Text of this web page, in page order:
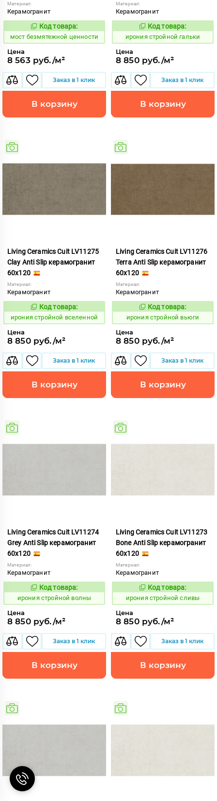
Материал:
Керамогранит
1016242
Код товара:
мост безмятежной ценности
Цена
8 563 руб./м²
Заказ в 1 клик
В корзину
Материал:
Керамогранит
1104890
Код товара:
ирония стройной гальки
Цена
8 850 руб./м²
Заказ в 1 клик
В корзину
Living Ceramics Cuit LV11275
Clay Anti Slip керамогранит
60x120
Материал:
Керамогранит
1104888
Код товара:
ирония стройной вселенной
Цена
8 850 руб./м²
Заказ в 1 клик
В корзину
Living Ceramics Cuit LV11276
Terra Anti Slip керамогранит
60x120
Материал:
Керамогранит
1104889
Код товара:
ирония стройной вьюги
Цена
8 850 руб./м²
Заказ в 1 клик
В корзину
Living Ceramics Cuit LV11274
Grey Anti Slip керамогранит
60x120
Материал:
Керамогранит
1104887
Код товара:
ирония стройной волны
Цена
8 850 руб./м²
Заказ в 1 клик
В корзину
Living Ceramics Cuit LV11273
Bone Anti Slip керамогранит
60x120
Материал:
Керамогранит
1104886
Код товара:
ирония стройной сливы
Цена
8 850 руб./м²
Заказ в 1 клик
В корзину